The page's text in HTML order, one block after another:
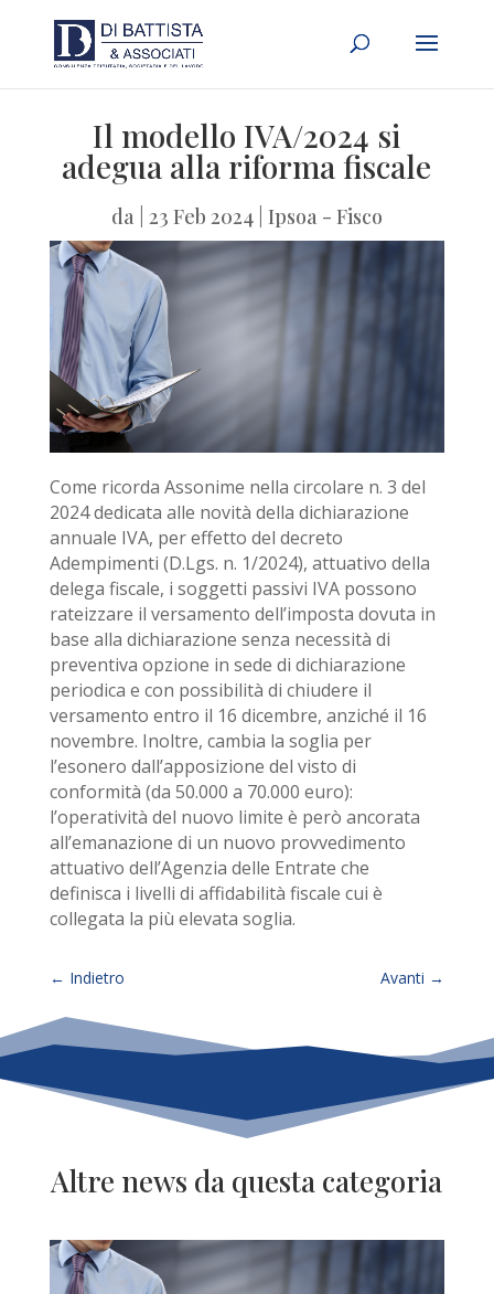
Il modello IVA/2024 si
adegua alla riforma fiscale
da 23 Feb 2024| Ipsoa - Fisco
Come ricorda Assonime nella circolare n. 3 del
2024 dedicata alle novità della dichiarazione
annuale IVA, per effetto del decreto
Adempimenti (D.Lgs. n. 1/2024), attuativo della
delega fiscale, i soggetti passivi IVA possono
rateizzare il versamento dell’imposta dovuta in
base alla dichiarazione senza necessità di
preventiva opzione in sede di dichiarazione
periodica e con possibilità di chiudere il
versamento entro il 16 dicembre, anziché il 16
novembre. Inoltre, cambia la soglia per
l’esonero dall’apposizione del visto di
conformità (da 50.000 a 70.000 euro):
l’operatività del nuovo limite è però ancorata
all’emanazione di un nuovo provvedimento
attuativo dell’Agenzia delle Entrate che
definisca i livelli di affidabilità fiscale cui è
collegata la più elevata soglia.
← Indietro Avanti →
Altre news da questa categoria